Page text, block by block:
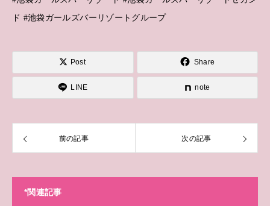
ド #池袋ガールズバーリゾートグループ
Post Share
LINE note
前の記事 次の記事
*関連記事